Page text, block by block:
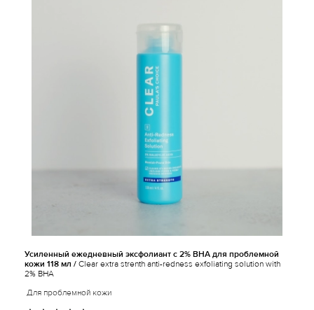
Усиленный ежедневный эксфолиант c 2% ВНА для проблемной
кожи 118 мл / Clear extra strenth anti-redness exfoliating solution with
2% BHA
Для проблемной кожи